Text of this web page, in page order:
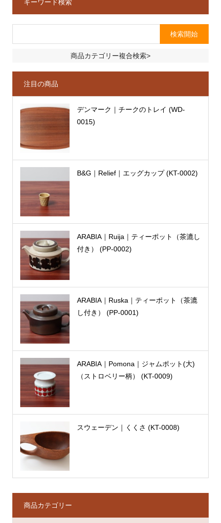
キーワード検索
商品カテゴリー複合検索>
注目の商品
デンマーク｜チークのトレイ (WD-
0015)
B&G｜Relief｜エッグカップ (KT-0002)
ARABIA｜Ruija｜ティーポット（茶漉し
付き） (PP-0002)
ARABIA｜Ruska｜ティーポット（茶漉
し付き） (PP-0001)
ARABIA｜Pomona｜ジャムポット(大)
（ストロベリー柄） (KT-0009)
スウェーデン｜くくさ (KT-0008)
商品カテゴリー